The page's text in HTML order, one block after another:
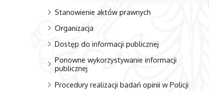
Stanowienie aktów prawnych
Organizacja
Dostęp do informacji publicznej
Ponowne wykorzystywanie informacji
publicznej
Procedury realizacji badań opinii w Policji